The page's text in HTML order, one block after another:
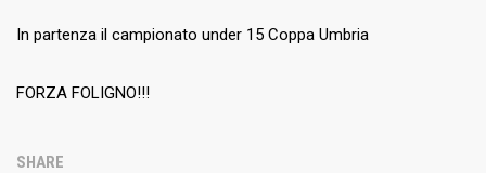
In partenza il campionato under 15 Coppa Umbria
FORZA FOLIGNO!!!
SHARE